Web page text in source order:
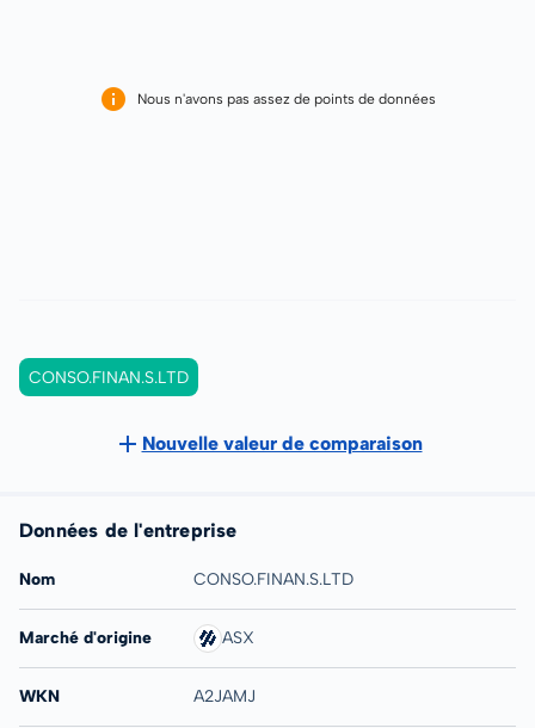
Nous n'avons pas assez de points de données
CONSO.FINAN.S.LTD
Nouvelle valeur de comparaison
Données de l'entreprise
Nom CONSO.FINAN.S.LTD
Marché d'origine ASX
WKN A2JAMJ